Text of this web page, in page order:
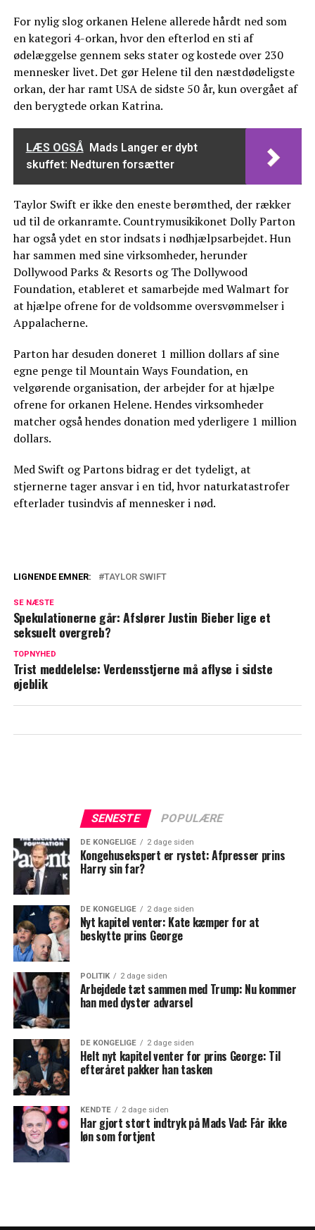
For nylig slog orkanen Helene allerede hårdt ned som
en kategori 4-orkan, hvor den efterlod en sti af
ødelæggelse gennem seks stater og kostede over 230
mennesker livet. Det gør Helene til den næstdødeligste
orkan, der har ramt USA de sidste 50 år, kun overgået af
den berygtede orkan Katrina.
LÆS OGSÅ Mads Langer er dybt
skuffet: Nedturen forsætter
Taylor Swift er ikke den eneste berømthed, der rækker
ud til de orkanramte. Countrymusikikonet Dolly Parton
har også ydet en stor indsats i nødhjælpsarbejdet. Hun
har sammen med sine virksomheder, herunder
Dollywood Parks & Resorts og The Dollywood
Foundation, etableret et samarbejde med Walmart for
at hjælpe ofrene for de voldsomme oversvømmelser i
Appalacherne.
Parton har desuden doneret 1 million dollars af sine
egne penge til Mountain Ways Foundation, en
velgørende organisation, der arbejder for at hjælpe
ofrene for orkanen Helene. Hendes virksomheder
matcher også hendes donation med yderligere 1 million
dollars.
Med Swift og Partons bidrag er det tydeligt, at
stjernerne tager ansvar i en tid, hvor naturkatastrofer
efterlader tusindvis af mennesker i nød.
terrorangreb
Modtog 100.000 kroner fra Martin
at …"
LIGNENDE EMNER: TAYLOR SWIFT
SE NÆSTE
Spekulationerne går: Afslører Justin Bieber lige et
seksuelt overgreb?
TOPNYHED
Trist meddelelse: Verdensstjerne må aflyse i sidste
øjeblik
SENESTE POPULÆRE
DE KONGELIGE 2 dage siden
Kongehusekspert er rystet: Afpresser prins
Harry sin far?
DE KONGELIGE 2 dage siden
Nyt kapitel venter: Kate kæmper for at
beskytte prins George
POLITIK 2 dage siden
Arbejdede tæt sammen med Trump: Nu kommer
han med dyster advarsel
DE KONGELIGE 2 dage siden
Helt nyt kapitel venter for prins George: Til
efteråret pakker han tasken
KENDTE 2 dage siden
Har gjort stort indtryk på Mads Vad: Får ikke
løn som fortjent